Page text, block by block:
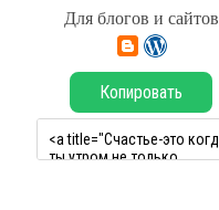
Для блогов и сайтов
Копировать